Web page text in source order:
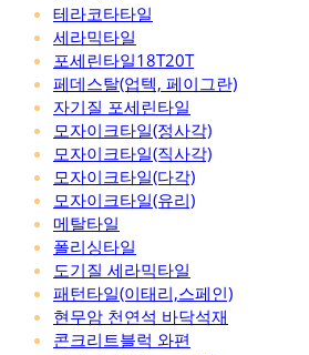
테라코타타일
세라믹타일
포세린타일18T20T
페데스탈(업텍, 페이그란)
자기질 포세린타일
모자이크타일(정사각)
모자이크타일(직사각)
모자이크타일(다각)
모자이크타일(유리)
메탈타일
폴리싱타일
도기질 세라믹타일
패턴타일(이태리,스페인)
현무암 천연석 바닥석재
콘크리트블럭 와편